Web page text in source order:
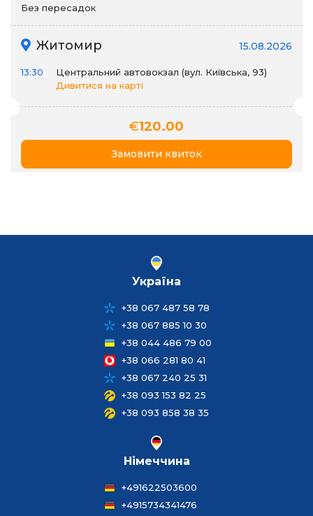
Без пересадок
Житомир 15.08.2026
13:30
Центральний автовокзал (вул. Київська, 93)
Дивитися на карті
€120.00
Замовити квиток
Україна
+38 067 487 58 78
+38 067 885 10 30
+38 044 486 79 00
+38 066 281 80 41
+38 067 240 25 31
+38 093 153 82 25
+38 093 858 38 35
Німеччина
+491622503600
+4915734341476